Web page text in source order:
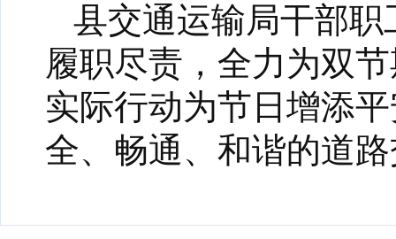
县交通运输局干部
履职尽责，全力为双
实际行动为节日增添
全、畅通、和谐的道